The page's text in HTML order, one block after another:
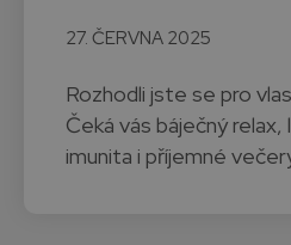
27. ČERVNA 2025
Rozhodli jste se pro
Čeká vás báječný relax,
imunita i příjemné